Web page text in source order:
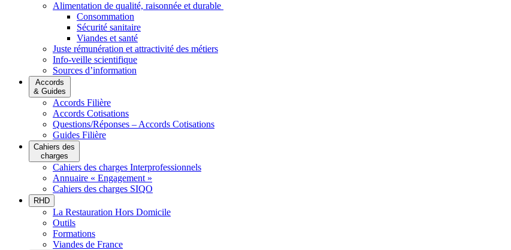
Alimentation de qualité, raisonnée et durable
Consommation
Sécurité sanitaire
Viandes et santé
Juste rémunération et attractivité des métiers
Info-veille scientifique
Sources d’information
Accords
& Guides
Accords Filière
Accords Cotisations
Questions/Réponses – Accords Cotisations
Guides Filière
Cahiers des
charges
Cahiers des charges Interprofessionnels
Annuaire « Engagement »
Cahiers des charges SIQO
RHD
La Restauration Hors Domicile
Outils
Formations
Viandes de France